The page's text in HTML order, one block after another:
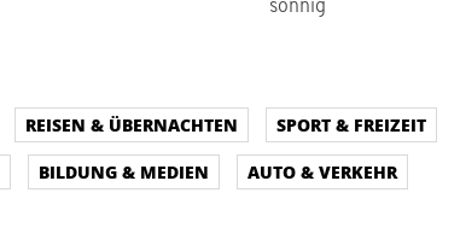
sonnig
REISEN & ÜBERNACHTEN
SPORT & FREIZEIT
BILDUNG & MEDIEN
AUTO & VERKEHR